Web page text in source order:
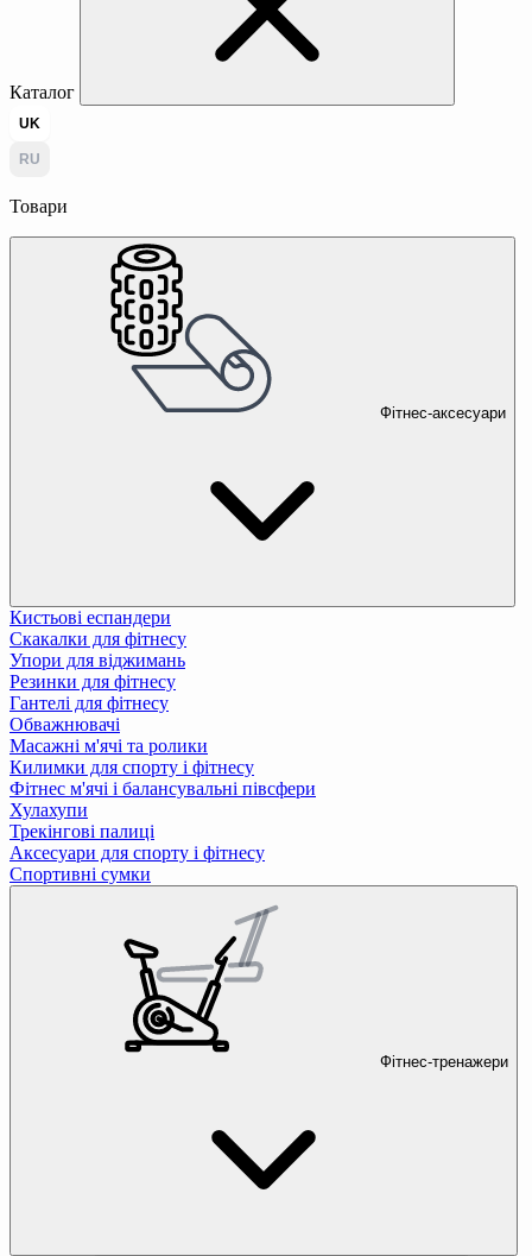
Каталог
UK
RU
Товари
Фітнес-аксесуари
Кистьові еспандери
Скакалки для фітнесу
Упори для віджимань
Резинки для фітнесу
Гантелі для фітнесу
Обважнювачі
Масажні м'ячі та ролики
Килимки для спорту і фітнесу
Фітнес м'ячі і балансувальні півсфери
Хулахупи
Трекінгові палиці
Аксесуари для спорту і фітнесу
Спортивні сумки
Фітнес-тренажери